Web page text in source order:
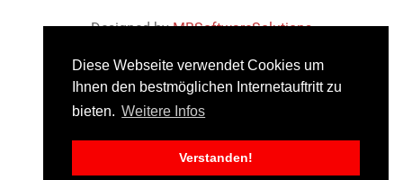
Diese Webseite verwendet Cookies um
Ihnen den bestmöglichen Internetauftritt zu
bieten. Weitere Infos
Verstanden!
Designed byMBSoftwareSolutions
Impressum Datenschutz